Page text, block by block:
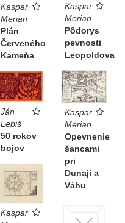
Kaspar
Merian
Plán
Červeného
Kameňa
Kaspar
Merian
Pôdorys
pevnosti
Leopoldova
Kaspar
Merian
Opevnenie
šancami
pri
Dunaji a
Váhu
Ján
Lebiš
50 rokov
bojov
Kaspar